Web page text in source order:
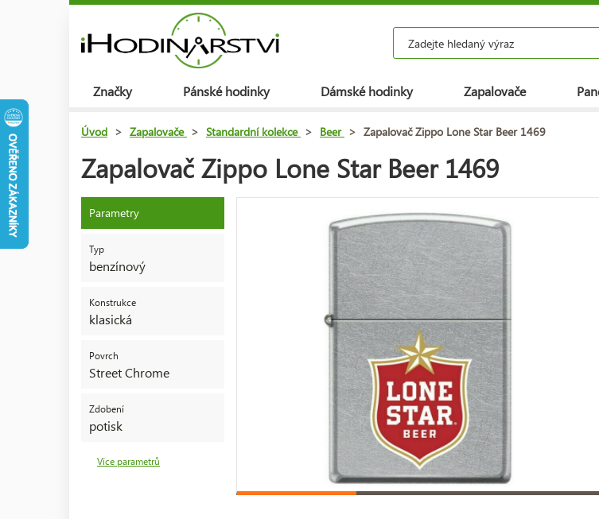
Značky Pánské hodinky Dámské hodinky Zapalovače
Úvod > Zapalovače > Standardní kolekce > Beer > Zapalovač Zippo Lone Star Beer 1469
Zapalovač Zippo Lone Star Beer 1469
Parametry
Typ
benzínový
Konstrukce
klasická
Povrch
Street Chrome
Zdobení
potisk
Více parametrů